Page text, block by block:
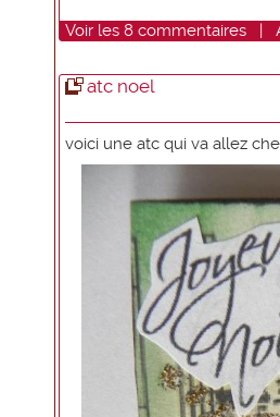
Voir les 8 commentaires |
atc noel
voici une atc qui va allez